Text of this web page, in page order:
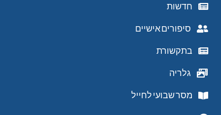
חדשות
סיפורים אישיים
בתקשורת
גלריה
מסר שבועי לחייל